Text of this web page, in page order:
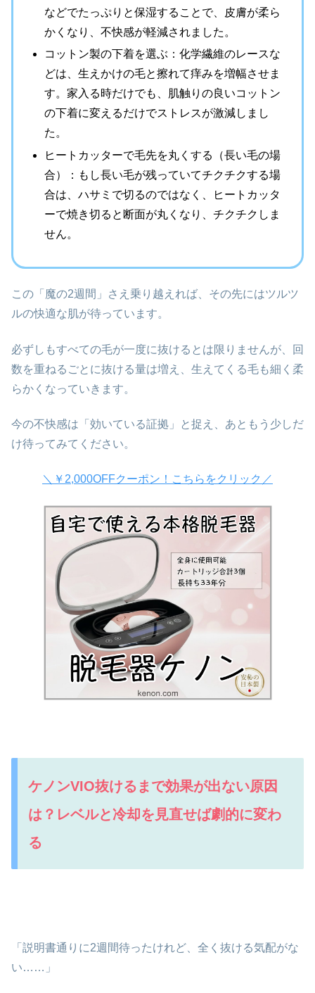
などでたっぷりと保湿することで、皮膚が柔ら
かくなり、不快感が軽減されました。
コットン製の下着を選ぶ：化学繊維のレースな
どは、生えかけの毛と擦れて痒みを増幅させま
す。家入る時だけでも、肌触りの良いコットン
の下着に変えるだけでストレスが激減しまし
た。
ヒートカッターで毛先を丸くする（長い毛の場
合）：もし長い毛が残っていてチクチクする場
合は、ハサミで切るのではなく、ヒートカッタ
ーで焼き切ると断面が丸くなり、チクチクしま
せん。
この「魔の2週間」さえ乗り越えれば、その先にはツルツ
ルの快適な肌が待っています。
必ずしもすべての毛が一度に抜けるとは限りませんが、回
数を重ねるごとに抜ける量は増え、生えてくる毛も細く柔
らかくなっていきます。
今の不快感は「効いている証拠」と捉え、あともう少しだ
け待ってみてください。
＼￥2,000OFFクーポン！こちらをクリック／
ケノンVIO抜けるまで効果が出ない原因
は？レベルと冷却を見直せば劇的に変わ
る
「説明書通りに2週間待ったけれど、全く抜ける気配がな
い……」